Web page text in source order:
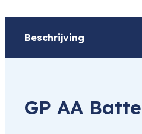
Beschrijving
GP AA